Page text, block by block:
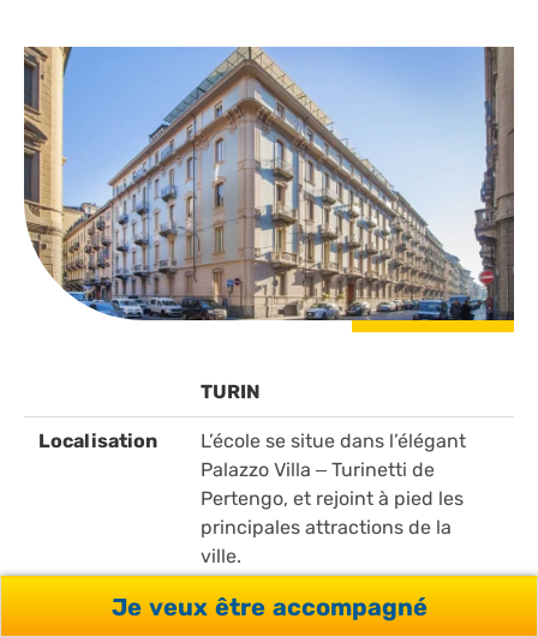
TURIN
Localisation
L’école se situe dans l’élégant
Palazzo Villa – Turinetti de
Pertengo, et rejoint à pied les
principales attractions de la
ville.
Hébergement
Familles d’accueil, appartements
Je veux être accompagné